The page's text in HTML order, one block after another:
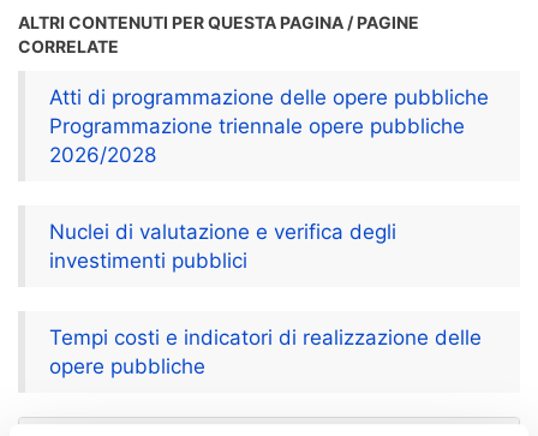
ALTRI CONTENUTI PER QUESTA PAGINA / PAGINE
CORRELATE
Atti di programmazione delle opere pubbliche
Programmazione triennale opere pubbliche
2026/2028
Nuclei di valutazione e verifica degli
investimenti pubblici
Tempi costi e indicatori di realizzazione delle
opere pubbliche